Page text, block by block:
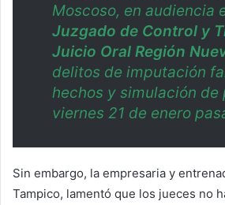
Moscoso, en audiencia
Juzgado de Control y
Juicio Oral Región
delitos de imputación
hechos y simulación de
viernes 21 de enero
Sin embargo, la empresaria y
Tampico, lamentó que los jueces no